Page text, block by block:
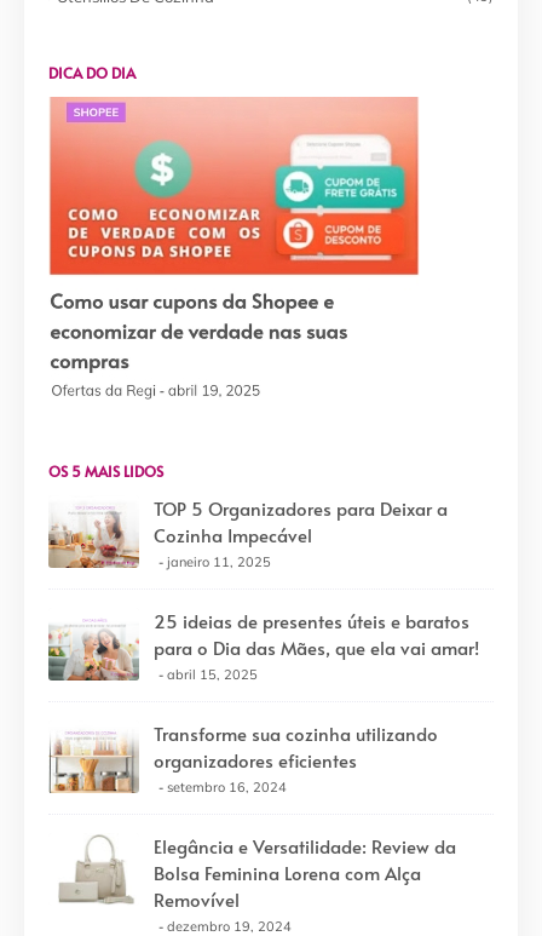
DICA DO DIA
OS 5 MAIS LIDOS
TOP 5 Organizadores para Deixar a
Cozinha Impecável
janeiro 11, 2025
25 ideias de presentes úteis e baratos
para o Dia das Mães, que ela vai amar!
abril 15, 2025
Transforme sua cozinha utilizando
organizadores eficientes
setembro 16, 2024
Elegância e Versatilidade: Review da
Bolsa Feminina Lorena com Alça
Removível
dezembro 19, 2024